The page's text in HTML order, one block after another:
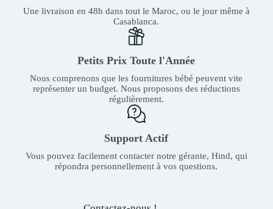
Une livraison en 48h dans tout le Maroc, ou le jour même à
Casablanca.
Petits Prix Toute l'Année
Nous comprenons que les fournitures bébé peuvent vite
représenter un budget. Nous proposons des réductions
régulièrement.
Support Actif
Vous pouvez facilement contacter notre gérante, Hind, qui
répondra personnellement à vos questions.